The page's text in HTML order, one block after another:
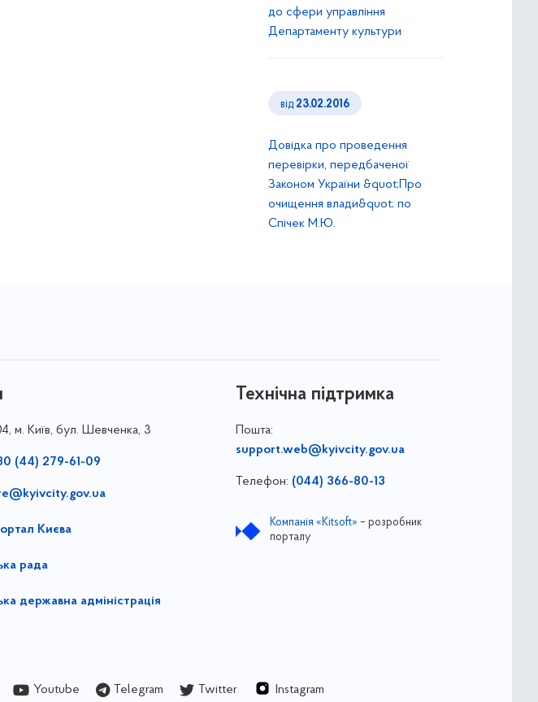
до сфери управління
Департаменту культури
від 23.02.2016
Довідка про проведення
перевірки, передбаченої
Законом України &quot;Про
очищення влади&quot; по
Спічек М.Ю.
м. Київ, бул. Шевченка, 3
(44) 279-61-09
Києва
рада
державна адміністрація
Технічна підтримка
Пошта:
support.web@kyivcity.gov.ua
Телефон: (044) 366-80-13
Компанія «Kitsoft» – розробник
порталу
Youtube Telegram Twitter Instagram